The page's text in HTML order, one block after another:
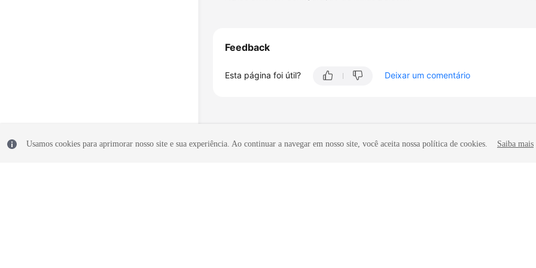
Feedback
Esta página foi útil? Deixar um comentário
Usamos cookies para aprimorar nosso site e sua experiência. Ao continuar a navegar em nosso site, você aceita nossa política de cookies. Saiba mais